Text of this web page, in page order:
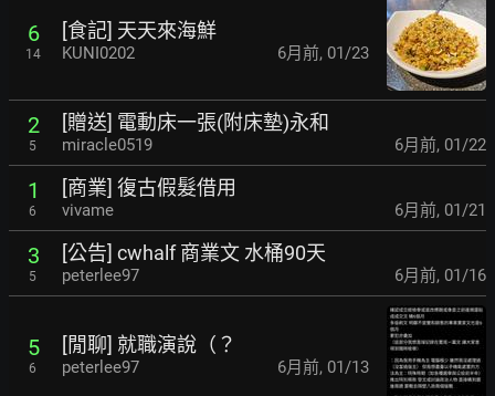
6
14
[食記] 天天來海鮮
KUNI0202 6月前, 01/23
2
5
[贈送] 電動床一張(附床墊)永和
miracle0519 6月前, 01/22
1
6
[商業] 復古假髮借用
vivame 6月前, 01/21
3
5
[公告] cwhalf 商業文 水桶90天
peterlee97 6月前, 01/16
5
6
[閒聊] 就職演說（？
peterlee97 6月前, 01/13